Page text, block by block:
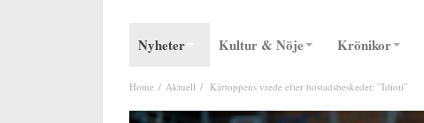
Nyheter Kultur & Nöje Krönikor
Home Aktuell Kårtoppens vrede efter bostadsbeskedet: ”Idioti”